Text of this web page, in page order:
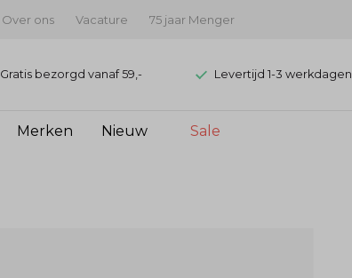
Over ons Vacature 75 jaar Menger
Gratis bezorgd vanaf 59,- Levertijd 1-3 werkdagen
Merken Nieuw Sale